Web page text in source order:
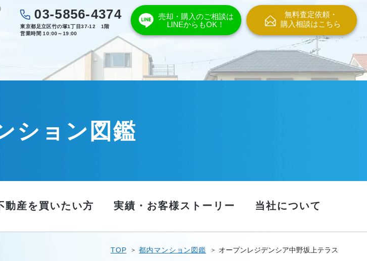
03-5856-4374
東京都足立区竹の塚1丁目37-12 1階
営業時間 10:00～19:00
売却・購入のご相談は
LINEからもOK！
無料査定依頼・
購入相談はこちら
ション図鑑
動産を買いたい方 実績・お客様ストーリー 当社について
TOP 都内マンション図鑑 オープンレジデンシア中野坂上テラス